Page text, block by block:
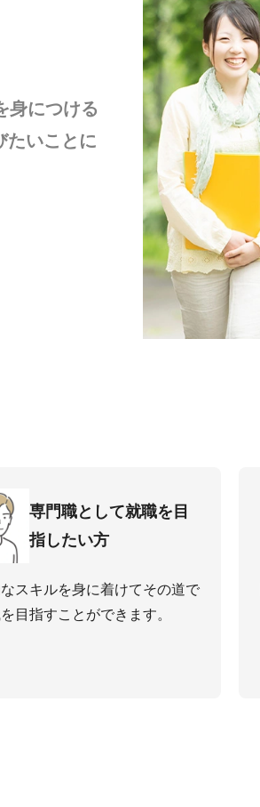
⾝につける
たいことに
専⾨職として就職を⽬
指したい⽅
スキルを⾝に着けてその道で
⽬指すことができます。